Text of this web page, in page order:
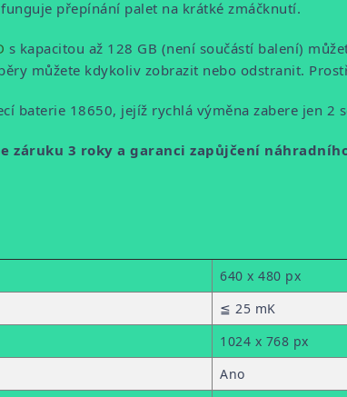
přepínání palet na krátké zmáčknutí.
s kapacitou až 128 GB (není součástí balení)
můžete kdykoliv zobrazit nebo odstranit.
baterie 18650, jejíž rychlá výměna zabere jen
záruku 3 roky a garanci zapůjčení
640 x 480 px
≦ 25 mK
1024 x 768 px
Ano